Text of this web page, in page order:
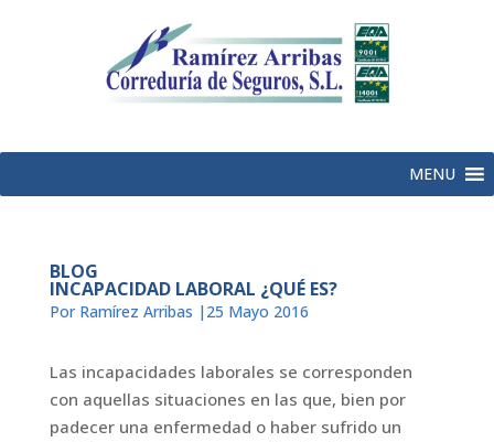
MENU
BLOG
INCAPACIDAD LABORAL ¿QUÉ ES?
Por Ramírez Arribas |25 Mayo 2016
Las incapacidades laborales se corresponden
con aquellas situaciones en las que, bien por
padecer una enfermedad o haber sufrido un